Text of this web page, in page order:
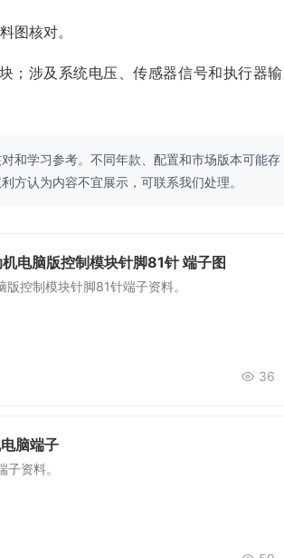
图核对。
；涉及系统电压、传感器信号和执行器
和学习参考。不同年款、配置和市场版本可能存
方认为内容不宜展示，可联系我们处理。
电脑版控制模块针脚81针 端子图
控制模块针脚81针端子资料。
36
脑端子
资料。